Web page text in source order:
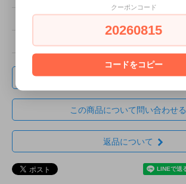
この商品を友達に教える
この商品について問い合わせる
返品について
クーポンコード
20260815
コードをコピー